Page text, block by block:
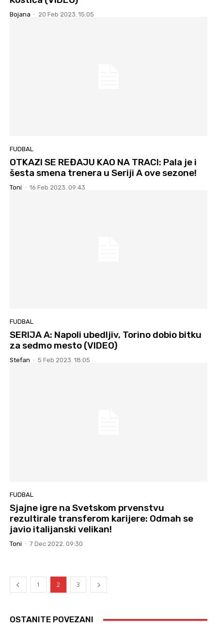
Bojana - 20 Feb 2023. 15:05
FUDBAL
OTKAZI SE REĐAJU KAO NA TRACI: Pala je i
šesta smena trenera u Seriji A ove sezone!
Toni - 16 Feb 2023. 09:43
FUDBAL
SERIJA A: Napoli ubedljiv, Torino dobio bitku
za sedmo mesto (VIDEO)
Stefan - 5 Feb 2023. 18:05
FUDBAL
Sjajne igre na Svetskom prvenstvu
rezultirale transferom karijere: Odmah se
javio italijanski velikan!
Toni - 7 Dec 2022. 09:30
1 2 3
OSTANITE POVEZANI